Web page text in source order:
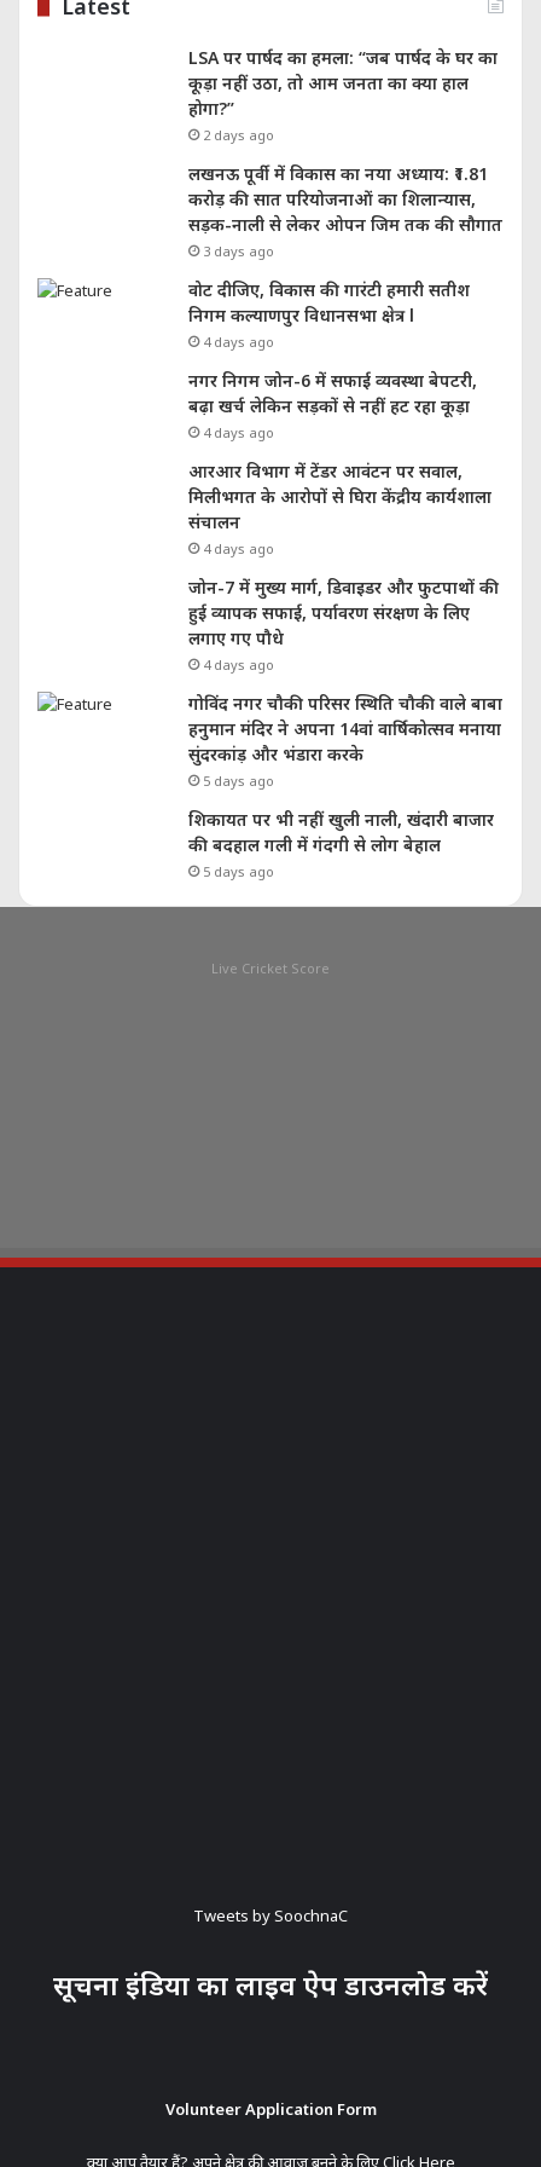
Latest
LSA पर पार्षद का हमला: “जब पार्षद के घर का
कूड़ा नहीं उठा, तो आम जनता का क्या हाल
होगा?”
2 days ago
लखनऊ पूर्वी में विकास का नया अध्याय: ₹1.81
करोड़ की सात परियोजनाओं का शिलान्यास,
सड़क-नाली से लेकर ओपन जिम तक की सौगात
3 days ago
वोट दीजिए, विकास की गारंटी हमारी सतीश
निगम कल्याणपुर विधानसभा क्षेत्र l
4 days ago
नगर निगम जोन-6 में सफाई व्यवस्था बेपटरी,
बढ़ा खर्च लेकिन सड़कों से नहीं हट रहा कूड़ा
4 days ago
आरआर विभाग में टेंडर आवंटन पर सवाल,
मिलीभगत के आरोपों से घिरा केंद्रीय कार्यशाला
संचालन
4 days ago
जोन-7 में मुख्य मार्ग, डिवाइडर और फुटपाथों की
हुई व्यापक सफाई, पर्यावरण संरक्षण के लिए
लगाए गए पौधे
4 days ago
गोविंद नगर चौकी परिसर स्थिति चौकी वाले बाबा
हनुमान मंदिर ने अपना 14वां वार्षिकोत्सव मनाया
सुंदरकांड़ और भंडारा करके
5 days ago
शिकायत पर भी नहीं खुली नाली, खंदारी बाजार
की बदहाल गली में गंदगी से लोग बेहाल
5 days ago
Live Cricket Score
Tweets by SoochnaC
सूचना इंडिया का लाइव ऐप डाउनलोड करें
Volunteer Application Form
क्या आप तैयार हैं? अपने क्षेत्र की आवाज बनने के लिएClick Here